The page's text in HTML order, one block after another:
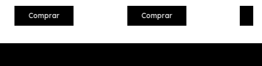
Comprar Comprar